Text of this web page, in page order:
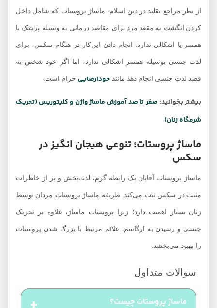
از نظر مراجع تقلید در دین اسلام، ماساژ پروستات که شامل داخل
کردن انگشت به مقعد مرد برای مقاصد درمانی به وسیله پزشک یا
همسر یا اشکالی ندارد. انجام دادن این‌کار در هنگام سکس، برای
لذت جنسی بوسیله همسر اشکالی ندارد، اما اگر خود شخص به
قصد لذت جنسی انجام دهد مانند خودارضاییحرام است.
بیشتر بخوانید:صفر تا صد آموزش ماساژ واژن و کلیتوریس (تحریک
شرمگاه زنان)
ماساژ پروستات؛ تنوعی هیجان انگیز در
سکس
ماساژ پروستات آقایان یک رابطه گرم، لذت‌بخش و پر از خاطرات
مثبت در سکس ثبت می‌کند. طریقه ماساژ پروستات مردان توسط
زنان بسیار اهمیت دارد؛ زیرا پروستات ماساژ، علاوه بر تحریک
جنسی و رسیدن به ارگاسم، علائم مرتبط با بزرگ شدن پروستات
را بهبود می‌بخشد.
ماساژ پروستات چیست؟